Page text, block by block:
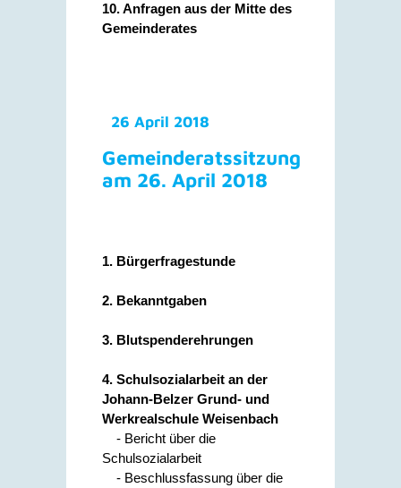
10. Anfragen aus der Mitte des
Gemeinderates
26 April 2018
Gemeinderatssitzung
am 26. April 2018
1. Bürgerfragestunde
2. Bekanntgaben
3. Blutspenderehrungen
4. Schulsozialarbeit an der
Johann-Belzer Grund- und
Werkrealschule Weisenbach
- Bericht über die
Schulsozialarbeit
- Beschlussfassung über die